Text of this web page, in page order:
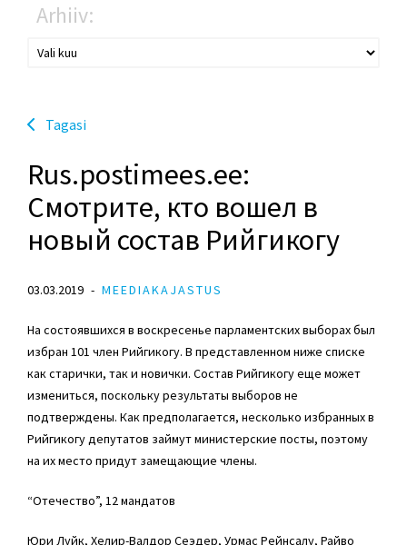
Arhiiv:
Tagasi
Rus.postimees.ee:
Смотрите, кто вошел в
новый состав Рийгикогу
03.03.2019 MEEDIAKAJASTUS
На состоявшихся в воскресенье парламентских выборах был
избран 101 член Рийгикогу. В представленном ниже списке
как старички, так и новички. Состав Рийгикогу еще может
измениться, поскольку результаты выборов не
подтверждены. Как предполагается, несколько избранных в
Рийгикогу депутатов займут министерские посты, поэтому
на их место придут замещающие члены.
“Отечество”, 12 мандатов
Юри Луйк, Хелир-Валдор Сеэдер, Урмас Рейнсалу, Райво